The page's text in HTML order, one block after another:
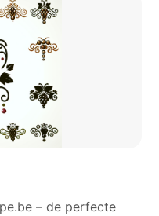
– de perfecte